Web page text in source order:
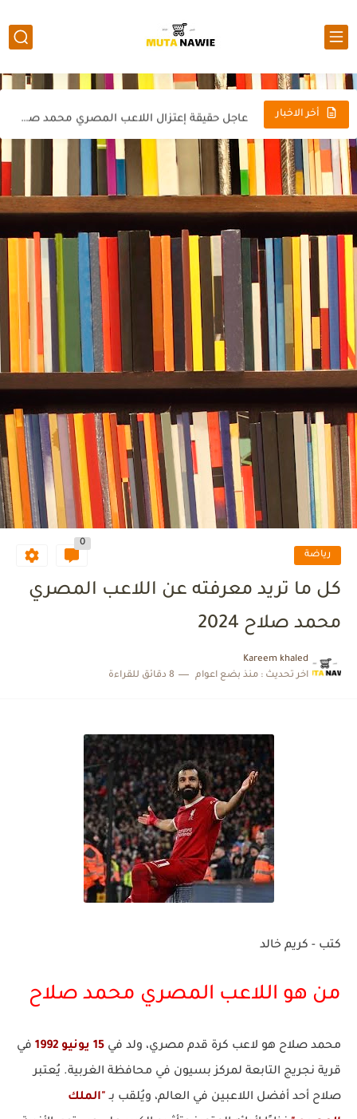
أخر الاخبار
معلومات هامة أخفاها التاريخ عن قارة افريقيا 2022
صدمة نيكسون أكبر جريمة اقتصادية في تاريخ الإقتصاد العالمي الدولار...
عاجل الإتحاد المصري لكرة القدم يطلب إعادة مباراة مصر والسنغال...
أسعار الدولار اليوم الإثنين 21 مارس 2022 فى جميع البنوك...
ما هو الأكل الصحي لقلبك 2022
أهم 6 نصائح مهمة للسفر الجوي 2022
رياضة
0
كل ما تريد معرفته عن اللاعب المصري
محمد صلاح 2024
Kareem khaled
اخر تحديث : منذ بضع اعوام 8 دقائق للقراءة
كتب - كريم خالد
من هو اللاعب المصري محمد صلاح
محمد صلاح هو لاعب كرة قدم مصري، ولد في 15 يونيو 1992
في
قرية نجريج التابعة لمركز بسيون في محافظة الغربية. يُعتبر
صلاح أحد أفضل اللاعبين في العالم، ويُلقب بـ "الملك